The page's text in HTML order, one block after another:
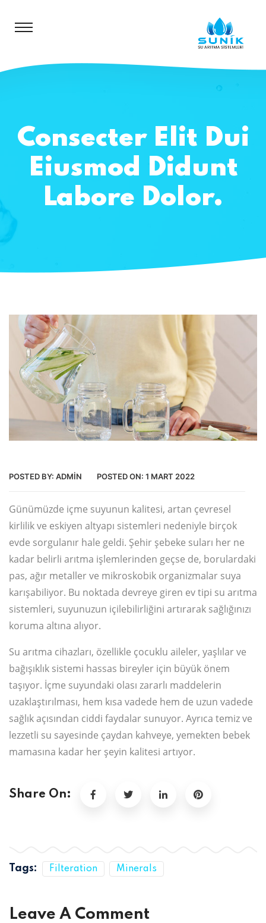
Consecter Elit Dui
Eiusmod Didunt
Labore Dolor.
POSTED BY: ADMIN POSTED ON: 1 MART 2022
Günümüzde içme suyunun kalitesi, artan çevresel
kirlilik ve eskiyen altyapı sistemleri nedeniyle birçok
evde sorgulanır hale geldi. Şehir şebeke suları her ne
kadar belirli arıtma işlemlerinden geçse de, borulardaki
pas, ağır metaller ve mikroskobik organizmalar suya
karışabiliyor. Bu noktada devreye giren ev tipi su arıtma
sistemleri, suyunuzun içilebilirliğini artırarak sağlığınızı
koruma altına alıyor.
Su arıtma cihazları, özellikle çocuklu aileler, yaşlılar ve
bağışıklık sistemi hassas bireyler için büyük önem
taşıyor. İçme suyundaki olası zararlı maddelerin
uzaklaştırılması, hem kısa vadede hem de uzun vadede
sağlık açısından ciddi faydalar sunuyor. Ayrıca temiz ve
lezzetli su sayesinde çaydan kahveye, yemekten bebek
mamasına kadar her şeyin kalitesi artıyor.
Share On:
Tags: Filteration Minerals
Leave A Comment